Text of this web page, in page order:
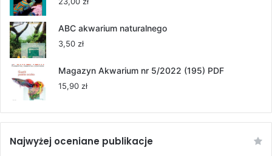
ABC akwarium naturalnego
3,50 zł
Magazyn Akwarium nr 5/2022 (195) PDF
15,90 zł
Najwyżej oceniane publikacje